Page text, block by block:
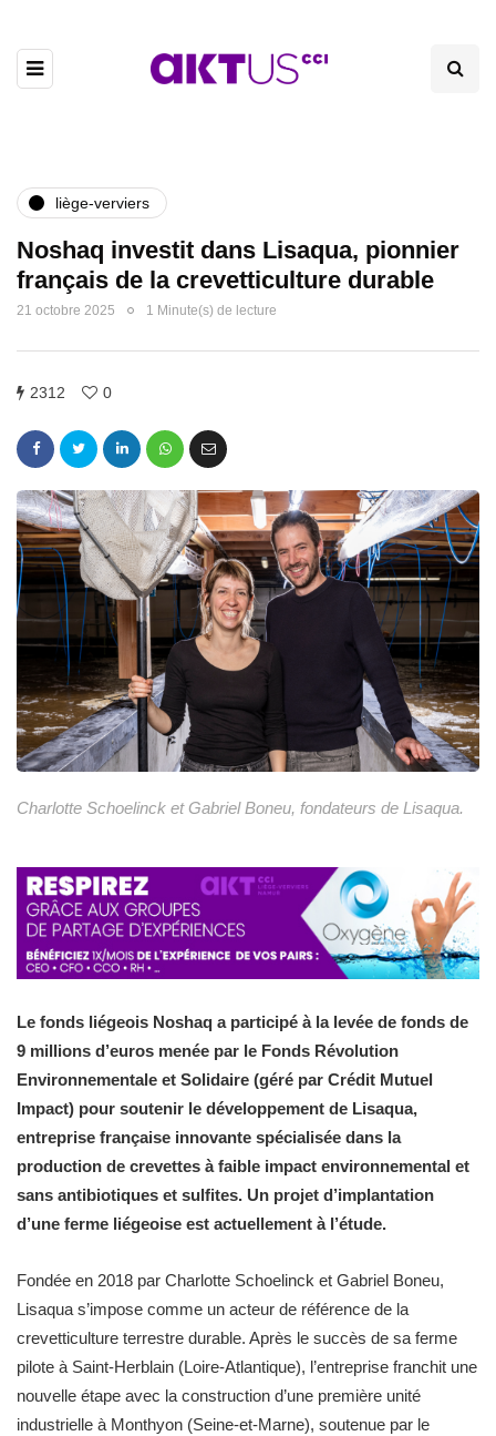
liège-verviers
Noshaq investit dans Lisaqua, pionnier
français de la crevetticulture durable
21 octobre 2025 1 Minute(s) de lecture
2312 0
Charlotte Schoelinck et Gabriel Boneu, fondateurs de Lisaqua.
Le fonds liégeois Noshaq a participé à la levée de fonds de
9 millions d’euros menée par le Fonds Révolution
Environnementale et Solidaire (géré par Crédit Mutuel
Impact) pour soutenir le développement de Lisaqua,
entreprise française innovante spécialisée dans la
production de crevettes à faible impact environnemental et
sans antibiotiques et sulfites. Un projet d’implantation
d’une ferme liégeoise est actuellement à l’étude.
Fondée en 2018 par Charlotte Schoelinck et Gabriel Boneu,
Lisaqua s’impose comme un acteur de référence de la
crevetticulture terrestre durable. Après le succès de sa ferme
pilote à Saint-Herblain (Loire-Atlantique), l’entreprise franchit une
nouvelle étape avec la construction d’une première unité
industrielle à Monthyon (Seine-et-Marne), soutenue par le